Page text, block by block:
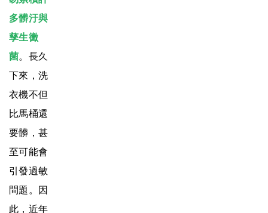
多髒汙與
孳生黴
菌。長久
下來，洗
衣機不但
比馬桶還
要髒，甚
至可能會
引發過敏
問題。因
此，近年